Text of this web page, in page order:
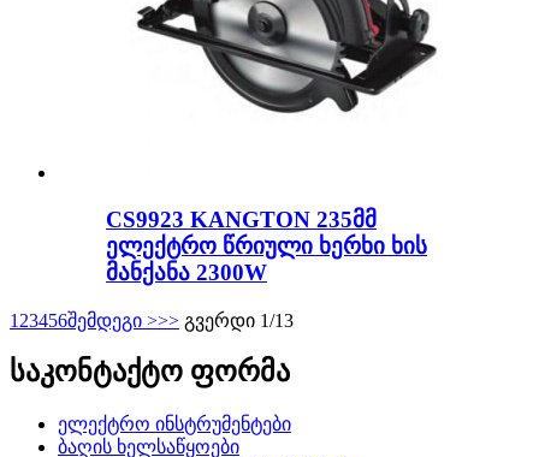
CS9923 KANGTON 235მმ
ელექტრო წრიული ხერხი ხის
მანქანა 2300W
1 23456შემდეგი >>> გვერდი 1/13
საკონტაქტო ფორმა
ელექტრო ინსტრუმენტები
ბაღის ხელსაწყოები